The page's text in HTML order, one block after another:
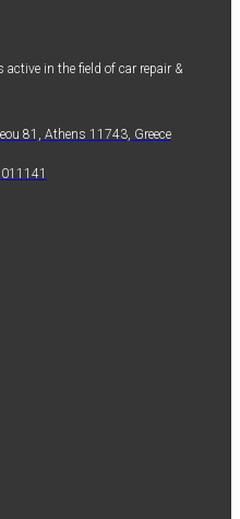
active in the field of car repair &
81, Athens 11743, Greece